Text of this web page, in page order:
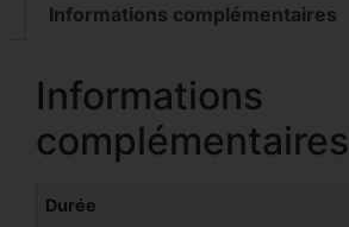
Informations complémentaires
Informations
complémentaires
Durée